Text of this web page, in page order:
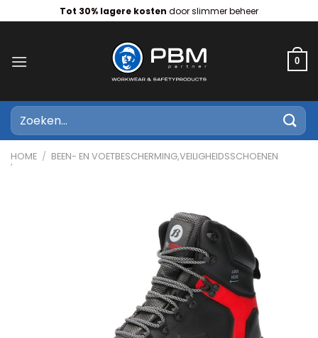
naar
Tot 30% lagere kosten door slimmer beheer
0
Zoeken
naar:
HOME / BEEN- EN VOETBESCHERMING,VEILIGHEIDSSCHOENEN
HOOG MODEL,S3